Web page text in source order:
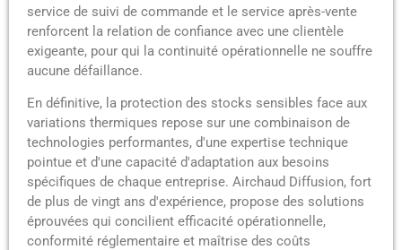
service de suivi de commande et le service après-vente
renforcent la relation de confiance avec une clientèle
exigeante, pour qui la continuité opérationnelle ne souffre
aucune défaillance.
En définitive, la protection des stocks sensibles face aux
variations thermiques repose sur une combinaison de
technologies performantes, d'une expertise technique
pointue et d'une capacité d'adaptation aux besoins
spécifiques de chaque entreprise. Airchaud Diffusion, fort
de plus de vingt ans d'expérience, propose des solutions
éprouvées qui concilient efficacité opérationnelle,
conformité réglementaire et maîtrise des coûts